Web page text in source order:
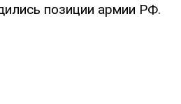
позиции армии РФ.